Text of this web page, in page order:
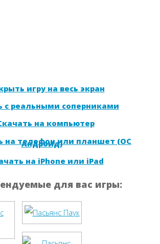
игру на весь экран
с реальными соперниками
на компьютер
на телефон или планшет (ОС
Андроид)
на iPhone или iPad
для вас игры: